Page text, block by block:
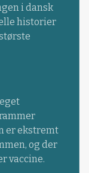
i dansk
historier
er ekstremt
og der
vaccine.